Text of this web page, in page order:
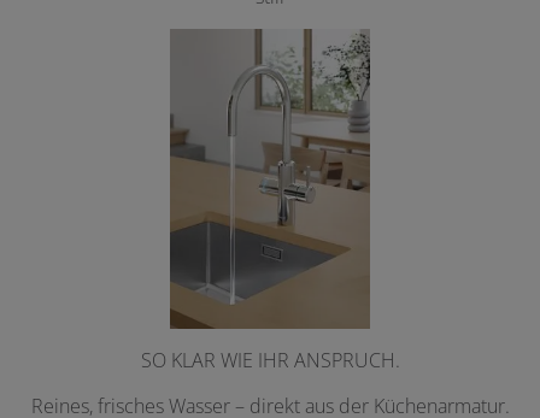
SO KLAR WIE IHR ANSPRUCH.
Reines, frisches Wasser – direkt aus der Küchenarmatur.